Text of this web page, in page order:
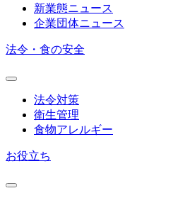
新業態ニュース
企業団体ニュース
法令・食の安全
法令対策
衛生管理
食物アレルギー
お役立ち